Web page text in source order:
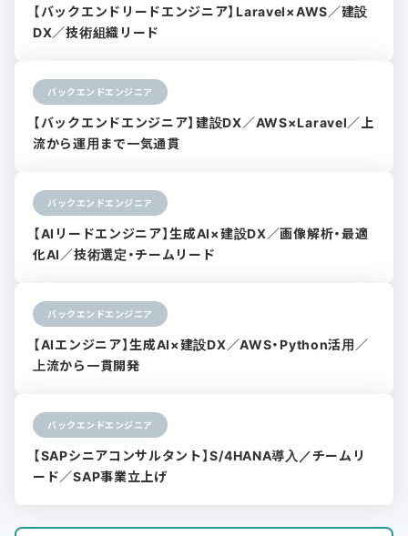
【バックエンドリードエンジニア】Laravel×AWS／建設
DX／技術組織リード
バックエンドエンジニア
【バックエンドエンジニア】建設DX／AWS×Laravel／上
流から運用まで一気通貫
バックエンドエンジニア
【AIリードエンジニア】生成AI×建設DX／画像解析・最適
化AI／技術選定・チームリード
バックエンドエンジニア
【AIエンジニア】生成AI×建設DX／AWS・Python活用／
上流から一貫開発
バックエンドエンジニア
【SAPシニアコンサルタント】S/4HANA導入／チームリ
ード／SAP事業立上げ